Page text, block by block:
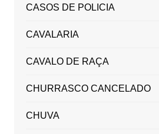
CASOS DE POLICIA
CAVALARIA
CAVALO DE RAÇA
CHURRASCO CANCELADO
CHUVA